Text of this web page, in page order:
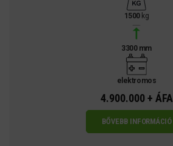
1500kg
3300 mm
elektromos
4.900.000 + ÁFA
BŐVEBB INFORMÁCIÓ